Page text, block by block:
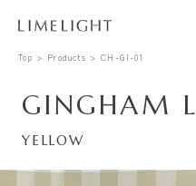
Top Products CH-GI-01
GINGHAM L
YELLOW